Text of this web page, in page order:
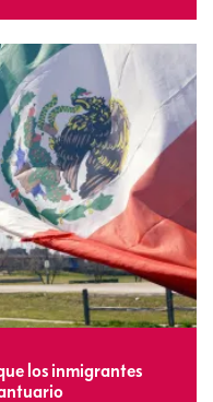
los inmigrantes